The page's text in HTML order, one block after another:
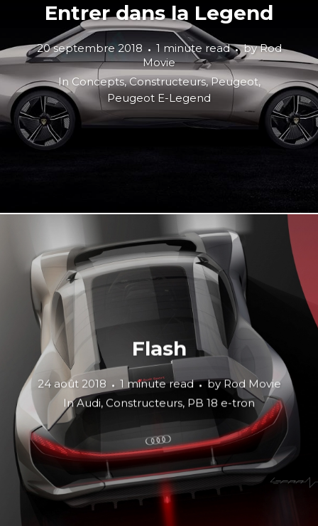
Entrer dans la Legend
20 septembre 2018 1 minute read byRod
Movie
In Concepts,Constructeurs,Peugeot,
Peugeot E-Legend
Flash
24 août 2018 1 minute read byRod Movie
InAudi, Constructeurs, PB 18 e-tron